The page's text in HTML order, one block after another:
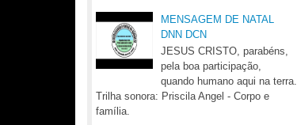
MENSAGEM DE NATAL
DNN DCN
JESUS CRISTO, parabéns,
pela boa participação,
quando humano aqui na terra.
Trilha sonora: Priscila Angel - Corpo e
família.